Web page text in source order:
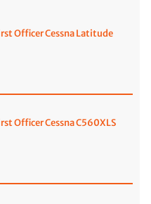
Officer Cessna Latitude
Officer Cessna C560XLS